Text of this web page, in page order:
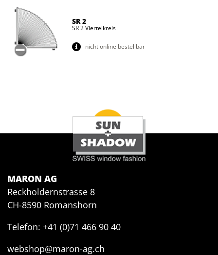
nicht online bestellbar
SR 2
SR 2 Viertelkreis
MARON AG
Reckholdernstrasse 8
CH-8590 Romanshorn
Telefon: +41 (0)71 466 90 40
webshop@maron-ag.ch